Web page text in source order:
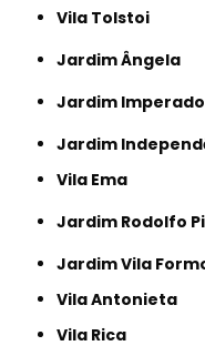
Vila Tolstoi
Jardim Ângela
Jardim
Jardim
Vila Ema
Jardim Rodolfo
Jardim Vila
Vila Antonieta
Vila Rica